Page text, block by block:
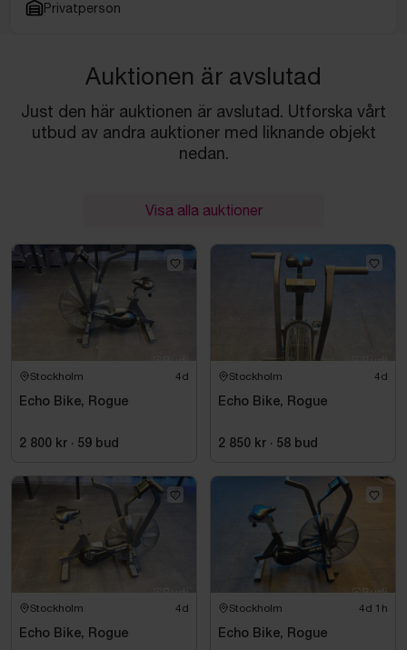
Privatperson
Auktionen är avslutad
Just den här auktionen är avslutad. Utforska vårt
utbud av andra auktioner med liknande objekt
nedan.
Visa alla auktioner
Stockholm 4d
Echo Bike, Rogue
2 800 kr · 59 bud
Stockholm 4d
Echo Bike, Rogue
2 850 kr · 58 bud
Stockholm 4d
Echo Bike, Rogue
Stockholm 4d 1h
Echo Bike, Rogue